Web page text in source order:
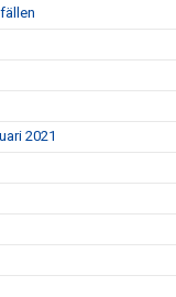
2021